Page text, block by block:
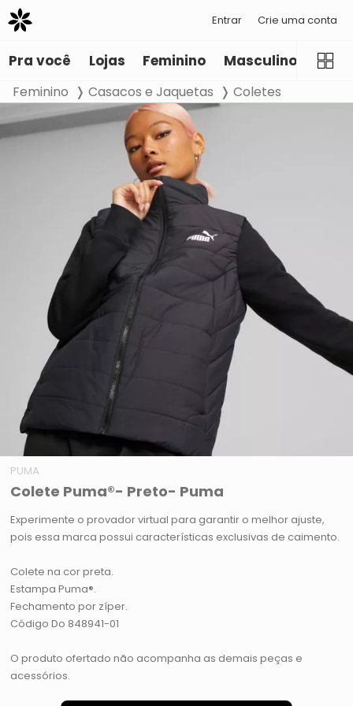
Entrar Crie uma conta
Pra você Lojas Feminino Masculino
Feminino Casacos e Jaquetas Coletes
PUMA
Colete Puma®- Preto- Puma
Experimente o provador virtual para garantir o melhor ajuste,
pois essa marca possui características exclusivas de caimento.
Colete na cor preta.
Estampa Puma®.
Fechamento por zíper.
Código Do 848941-01
O produto ofertado não acompanha as demais peças e
acessórios.